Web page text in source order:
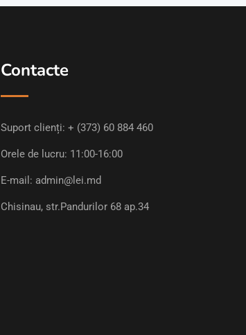
Contacte
Suport clienți: + (373) 60 884 460
Orele de lucru: 11:00-16:00
E-mail: admin@lei.md
Chisinau, str.Pandurilor 68 ap.34